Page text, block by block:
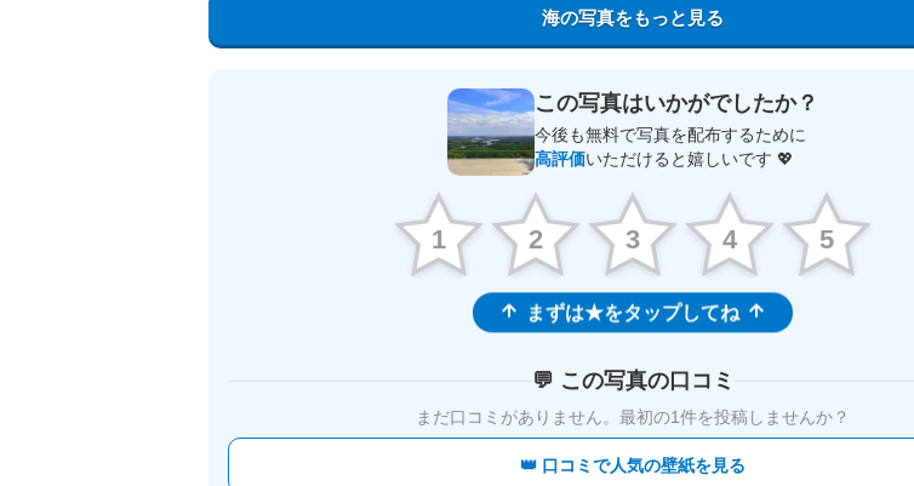
海の写真をもっと見る
この写真はいかがでしたか？
今後も無料で写真を配布するために
高評価いただけると嬉しいです 💖
1 2 3 4 5
まずは★をタップしてね
💬 この写真の口コミ
まだ口コミがありません。 最初の1件を投稿しませんか？
👑 口コミで人気の壁紙を見る